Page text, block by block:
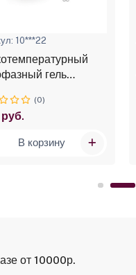
10***22
гель
сакура,
(0)
В корзину
от 10000р.